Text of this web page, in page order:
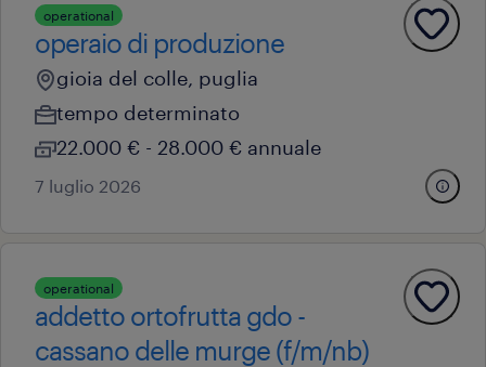
operational
operaio di produzione
gioia del colle, puglia
tempo determinato
22.000 € - 28.000 € annuale
7 luglio 2026
operational
addetto ortofrutta gdo -
cassano delle murge (f/m/nb)